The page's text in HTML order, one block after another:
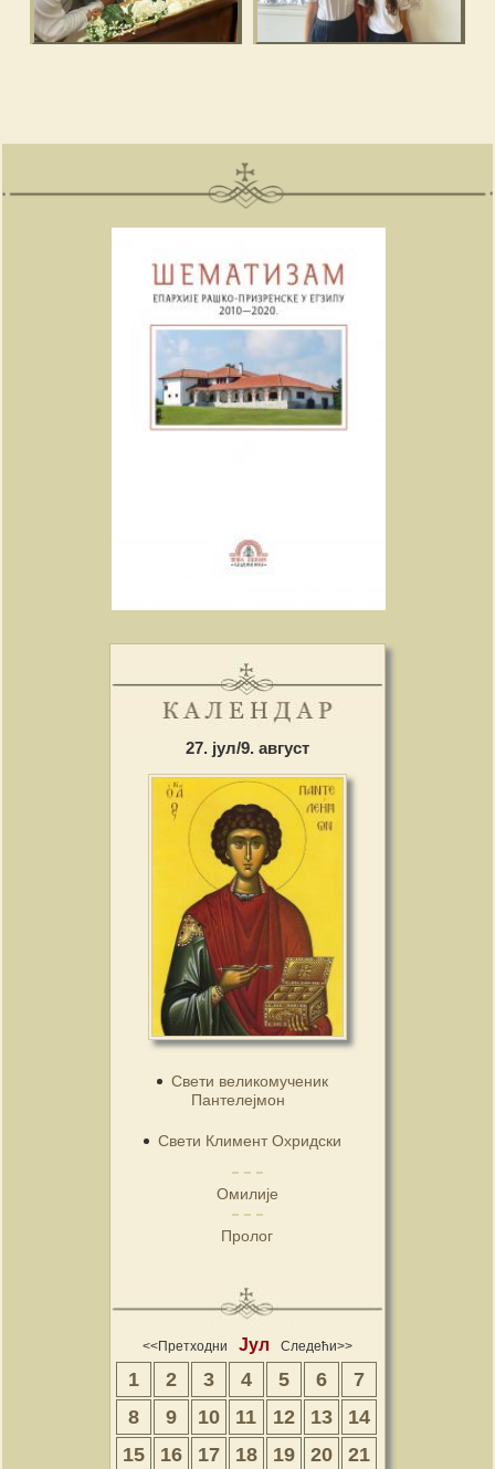
27. јул/9. август
Свети великомученик
Пантелејмон
Свети Климент Охридски
Омилије
Пролог
<<Претходни Јул Следећи>>
1 2 3 4 5 6
7
8
9 10 11 12 13
14
15
16 17 18 19 20
21